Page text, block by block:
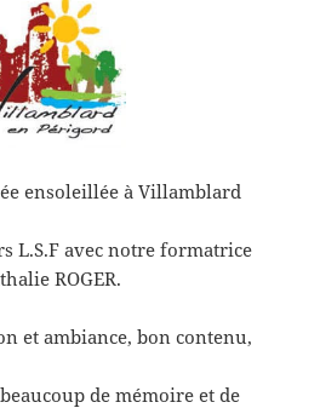
ensoleillée à Villamblard
L.S.F avec notre formatrice
ROGER.
et ambiance, bon contenu,
de mémoire et de